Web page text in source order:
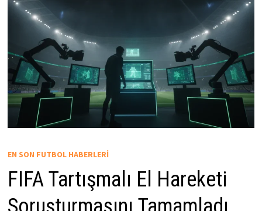
EN SON FUTBOL HABERLERI
FIFA Tartışmalı El Hareketi